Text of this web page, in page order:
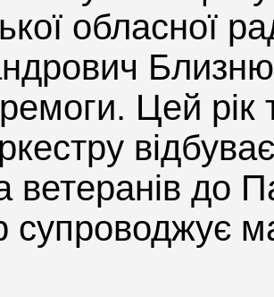
обласної
Цей рік
ветеранів до
супроводжує